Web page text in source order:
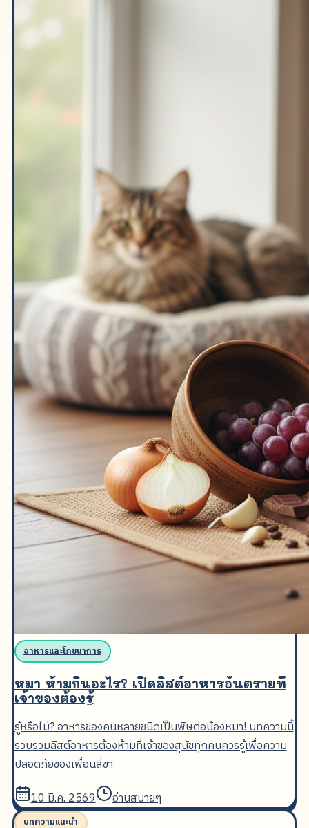
อาหารและโภชนาการ
หมา ห้ามกินอะไร? เปิดลิสต์อาหารอันตรายที่
เจ้าของต้องรู้
รู้หรือไม่? อาหารของคนหลายชนิดเป็นพิษต่อน้องหมา! บทความนี้
รวบรวมลิสต์อาหารต้องห้ามที่เจ้าของสุนัขทุกคนควรรู้เพื่อความ
ปลอดภัยของเพื่อนสี่ขา
10 มี.ค. 2569
อ่านสบายๆ
บทความแนะนำ